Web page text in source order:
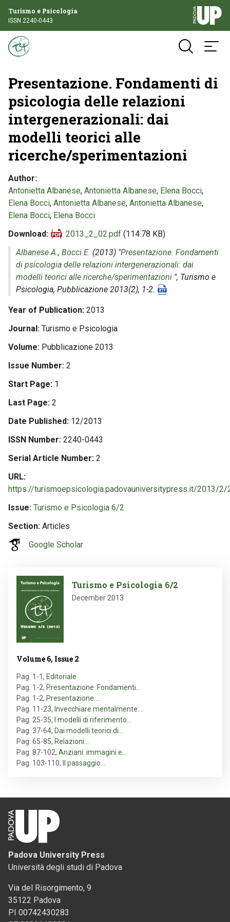
Turismo e Psicologia
ISSN 2240-0443
Presentazione. Fondamenti di
psicologia delle relazioni
intergenerazionali: dai
modelli teorici alle
ricerche/sperimentazioni
Author
Antonietta Albanese, Antonietta Albanese, Elena Bocci,
Elena Bocci, Antonietta Albanese, Antonietta Albanese,
Elena Bocci, Elena Bocci
Download
2013_2_02.pdf (114.78 KB)
Albanese A., Bocci E. (2013) "Presentazione. Fondamenti
di psicologia delle relazioni intergenerazionali: dai
modelli teorici alle ricerche/sperimentazioni ", Turismo e
Psicologia, Pubblicazione 2013(2), 1-2.
Year of Publication 2013
Journal Turismo e Psicologia
Volume Pubblicazione 2013
Issue Number 2
Start Page 1
Last Page 2
Date Published 12/2013
ISSN Number 2240-0443
Serial Article Number 2
URL
https://turismoepsicologia.padovauniversitypress.it/2013/2/
Issue Turismo e Psicologia 6/2
Section Articles
Google Scholar
Image
Turismo e Psicologia 6/2
December 2013
Volume 6, Issue 2
Pag. 1-1, Editoriale
Pag. 1-2, Presentazione. Fondamenti…
Pag. 1-2, Presentazione.…
Pag. 11-23, Invecchiare mentalmente:…
Pag. 25-35,
I modelli di riferimento…
Pag. 37-64, Dai modelli teorici di…
Pag. 65-85, Relazioni…
Pag. 87-102, Anziani: immagini e…
Pag. 103-110, Il passaggio…
Padova University Press
Università degli studi di Padova
Via del Risorgimento, 9
35122 Padova
PI 00742430283